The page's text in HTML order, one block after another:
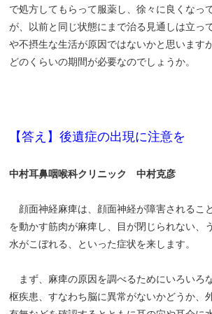
で処方してもらって服薬し、徐々に良くなっ
が、以前と同じ状態にまで治る見通しは立っ
や不摂生な生活が原因ではないかと思います
どのくらいの期間が必要なのでしょうか。
【答え】後遺症の出現に注意を
中村耳鼻咽喉科クリニック 中村克彦
顔面神経麻痺は、顔面神経が障害されるこ
を動かす筋肉が麻痺し、目が閉じられない、
水がこぼれる、といった症状を来します。
まず、麻痺の原因を調べるためにいろいろ
枢疾患、すなわち脳に異常がないかどうか、